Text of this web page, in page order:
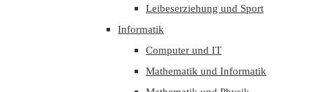
Leibeserziehung und Sport
Informatik
Computer und IT
Mathematik und Informatik